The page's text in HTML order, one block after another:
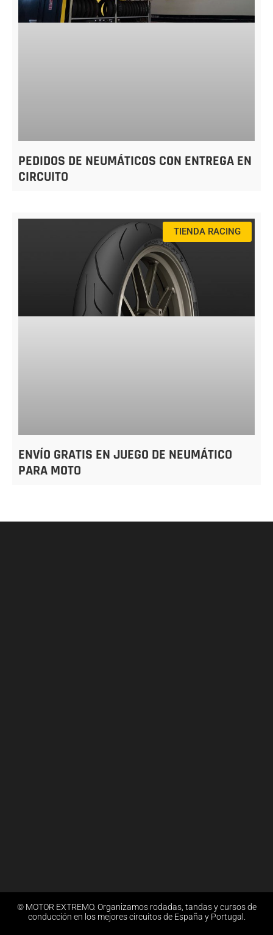
PEDIDOS DE NEUMÁTICOS CON ENTREGA EN
CIRCUITO
TIENDA RACING
ENVÍO GRATIS EN JUEGO DE NEUMÁTICO
PARA MOTO
© MOTOR EXTREMO. Organizamos rodadas, tandas y cursos de
conducción en los mejores circuitos de España y Portugal.